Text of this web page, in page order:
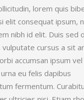
lorem quis
elit consequat ipsum,
nibh id elit. Duis sed
vulputate cursus a sit
accumsan ipsum
eu felis dapibus
fermentum.